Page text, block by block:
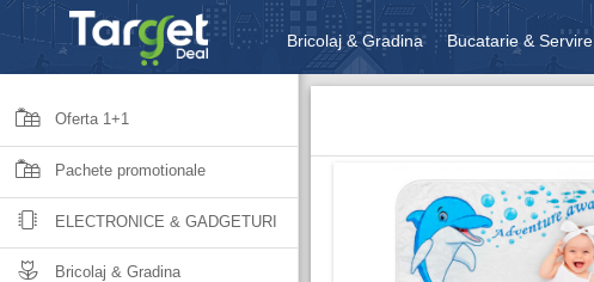
Bricolaj & Gradina Bucatarie & Servire
Unelte & Scule Jucarii, Copii & Bebe
Oferta 1+1
Pachete promotionale
ELECTRONICE & GADGETURI
Bricolaj & Gradina